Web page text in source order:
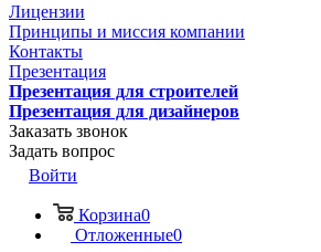
Лицензии
Принципы и миссия компании
Контакты
Презентация
Презентация для строителей
Презентация для дизайнеров
Заказать звонок
Задать вопрос
Войти
Корзина0
Отложенные0